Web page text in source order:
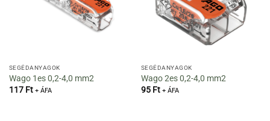
SEGÉDANYAGOK
Wago 1es 0,2-4,0 mm2
117 Ft + ÁFA
SEGÉDANYAGOK
Wago 2es 0,2-4,0 mm2
95 Ft + ÁFA